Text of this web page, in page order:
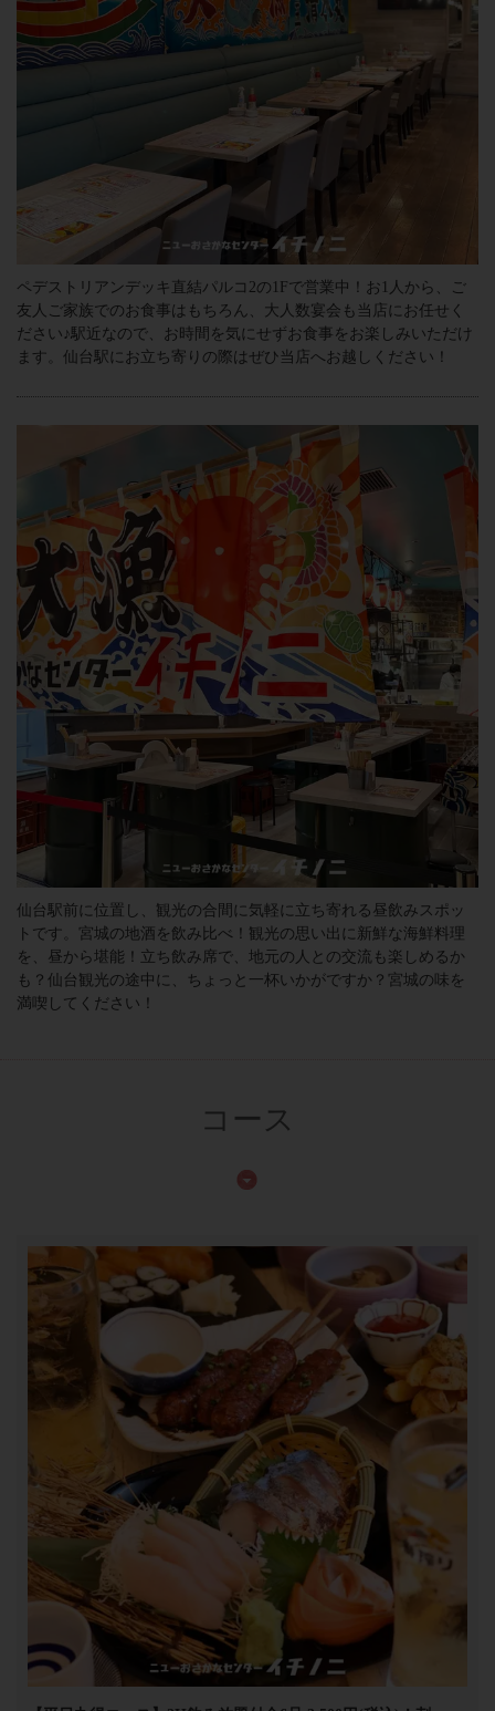
ペデストリアンデッキ直結パルコ2の1Fで営業中！お1人から、ご
友人ご家族でのお食事はもちろん、大人数宴会も当店にお任せく
ださい♪駅近なので、お時間を気にせずお食事をお楽しみいただけ
ます。仙台駅にお立ち寄りの際はぜひ当店へお越しください！
仙台駅前に位置し、観光の合間に気軽に立ち寄れる昼飲みスポッ
トです。宮城の地酒を飲み比べ！観光の思い出に新鮮な海鮮料理
を、昼から堪能！立ち飲み席で、地元の人との交流も楽しめるか
も？仙台観光の途中に、ちょっと一杯いかがですか？宮城の味を
満喫してください！
コース